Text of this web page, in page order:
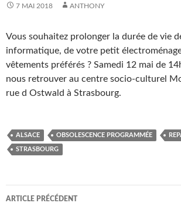
7 MAI 2018 ANTHONY
Vous souhaitez prolonger la durée de vie
informatique, de votre petit
vêtements préférés ? Samedi 12 mai de
nous retrouver au centre socio-culturel
rue d Ostwald à Strasbourg.
ALSACE OBSOLESCENCE PROGRAMMÉE
STRASBOURG
Navigation
ARTICLE PRÉCÉDENT